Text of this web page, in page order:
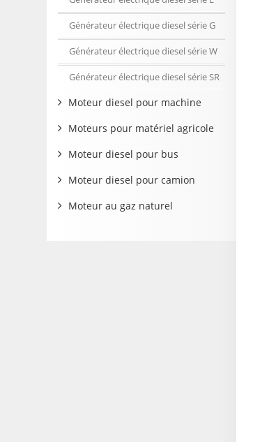
Générateur électrique diesel série G
Générateur électrique diesel série W
Générateur électrique diesel série SR
Moteur diesel pour machine
Moteurs pour matériel agricole
Moteur diesel pour bus
Moteur diesel pour camion
Moteur au gaz naturel